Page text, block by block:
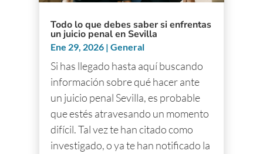
Todo lo que debes saber si enfrentas
un juicio penal en Sevilla
Ene 29, 2026 |General
Si has llegado hasta aquí buscando
información sobre qué hacer ante
un juicio penal Sevilla, es probable
que estés atravesando un momento
difícil. Tal vez te han citado como
investigado, o ya te han notificado la